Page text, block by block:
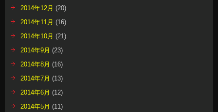
2014年12月 (20)
2014年11月 (16)
2014年10月 (21)
2014年9月 (23)
2014年8月 (16)
2014年7月 (13)
2014年6月 (12)
2014年5月 (11)